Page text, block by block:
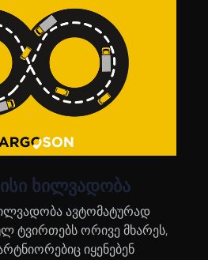
ხილვადობა
ავტომატურად
ტვირთებს ორივე მხარეს,
იყენებენ